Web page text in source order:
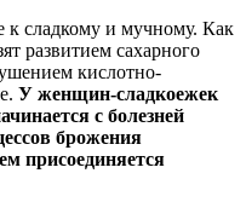
к сладкому и мучному. Как
развитием сахарного
кислотно-
У женщин-сладкоежек
с болезней
брожения
присоединяется